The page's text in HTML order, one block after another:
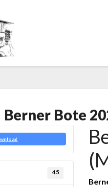
Berner Bote
45